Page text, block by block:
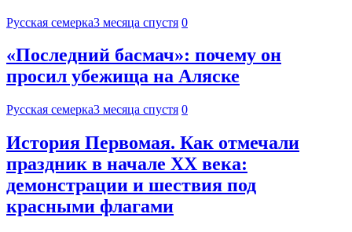
Русская семерка3 месяца спустя 0
«Последний басмач»: почему он
просил убежища на Аляске
Русская семерка3 месяца спустя 0
История Первомая. Как отмечали
праздник в начале XX века:
демонстрации и шествия под
красными флагами